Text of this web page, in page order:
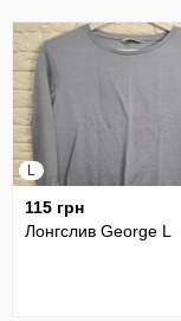
L
115 грн
Лонгслив George L